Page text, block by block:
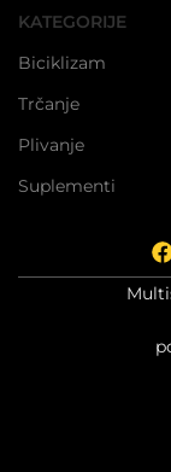
KATEGORIJE
Biciklizam
Trčanje
Plivanje
Suplementi